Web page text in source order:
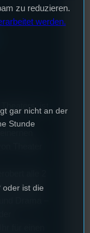
ist
alle 2
und bietet
Drama –
für einen
zu reduzieren.
werden.
gar nicht an der
Stunde
oder ist die